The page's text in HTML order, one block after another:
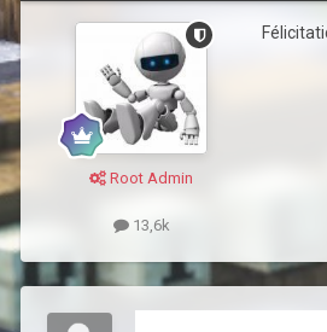
Root Admin
13,6k